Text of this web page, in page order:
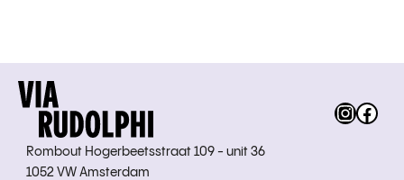
Rombout Hogerbeetsstraat 109 - unit 36
1052 VW Amsterdam